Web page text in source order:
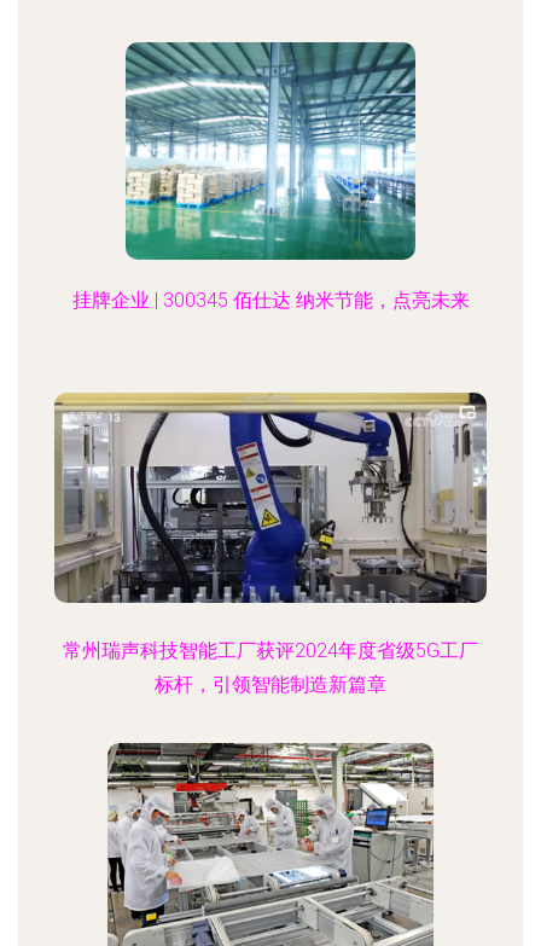
挂牌企业 | 300345 佰仕达 纳米节能，点亮未来
常州瑞声科技智能工厂获评2024年度省级5G工厂
标杆，引领智能制造新篇章